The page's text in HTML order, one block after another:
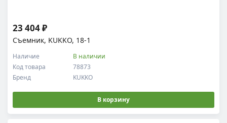
Съемник, KUKKO, 18-1
Код товара 78873
Наличие В наличии
Бренд KUKKO
23 404 ₽
В корзину